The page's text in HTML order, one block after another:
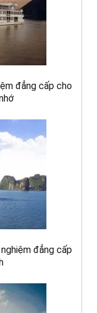
đẳng cấp cho
đẳng cấp